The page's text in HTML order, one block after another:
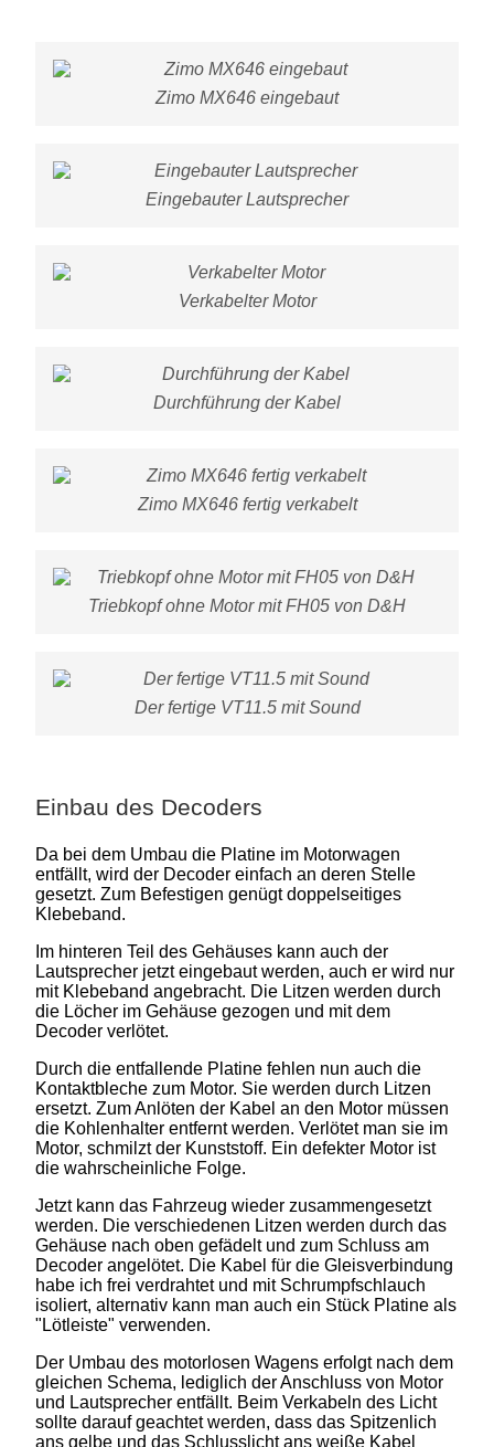
Zimo MX646 eingebaut
Eingebauter Lautsprecher
Verkabelter Motor
Durchführung der Kabel
Zimo MX646 fertig verkabelt
Triebkopf ohne Motor mit FH05 von D&H
Der fertige VT11.5 mit Sound
Einbau des Decoders
Da bei dem Umbau die Platine im Motorwagen
entfällt, wird der Decoder einfach an deren Stelle
gesetzt. Zum Befestigen genügt doppelseitiges
Klebeband.
Im hinteren Teil des Gehäuses kann auch der
Lautsprecher jetzt eingebaut werden, auch er wird nur
mit Klebeband angebracht. Die Litzen werden durch
die Löcher im Gehäuse gezogen und mit dem
Decoder verlötet.
Durch die entfallende Platine fehlen nun auch die
Kontaktbleche zum Motor. Sie werden durch Litzen
ersetzt. Zum Anlöten der Kabel an den Motor müssen
die Kohlenhalter entfernt werden. Verlötet man sie im
Motor, schmilzt der Kunststoff. Ein defekter Motor ist
die wahrscheinliche Folge.
Jetzt kann das Fahrzeug wieder zusammengesetzt
werden. Die verschiedenen Litzen werden durch das
Gehäuse nach oben gefädelt und zum Schluss am
Decoder angelötet. Die Kabel für die Gleisverbindung
habe ich frei verdrahtet und mit Schrumpfschlauch
isoliert, alternativ kann man auch ein Stück Platine als
"Lötleiste" verwenden.
Der Umbau des motorlosen Wagens erfolgt nach dem
gleichen Schema, lediglich der Anschluss von Motor
und Lautsprecher entfällt. Beim Verkabeln des Licht
sollte darauf geachtet werden, dass das Spitzenlich
ans gelbe und das Schlusslicht ans weiße Kabel